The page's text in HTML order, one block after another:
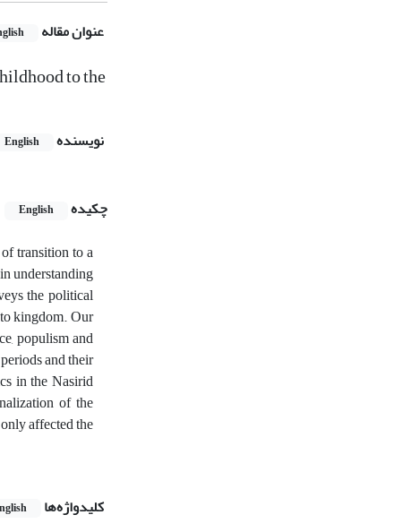
عنوان مقاله
to the
نویسنده English
چکیده
English
transition to a
understanding
the political
kingdom. Our
populism and
and their
in the Nasirid
of the
affected the
کلیدواژه‌ها